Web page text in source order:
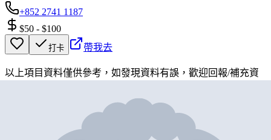
+852 2741 1187
$50 - $100
打卡 帶我去
以上項目資料僅供參考，如發現資料有誤，歡迎回報/補充資